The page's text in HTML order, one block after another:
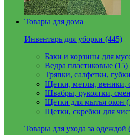
Товары для дома
Инвентарь для уборки (445)
Баки и корзины для
Ведра пластиковые (15)
Тряпки, салфетки,
Щетки, метлы, веники,
Швабры, рукоятки,
Щетки для мытья окон
Щетки, скребки для
Товары для ухода за одеждой